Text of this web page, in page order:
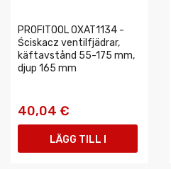
PROFITOOL 0XAT1134 -
Ściskacz ventilfjädrar,
käftavstånd 55-175 mm,
djup 165 mm
40,04 €
LÄGG TILL I